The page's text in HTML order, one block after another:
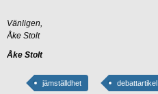
Vänligen,
Åke Stolt
Åke Stolt
jämställdhet debattartikel